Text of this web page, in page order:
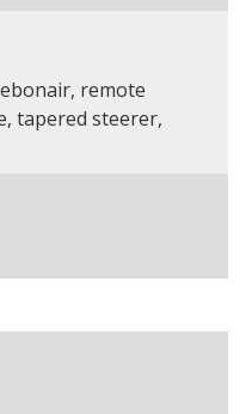
remote
tapered steerer,